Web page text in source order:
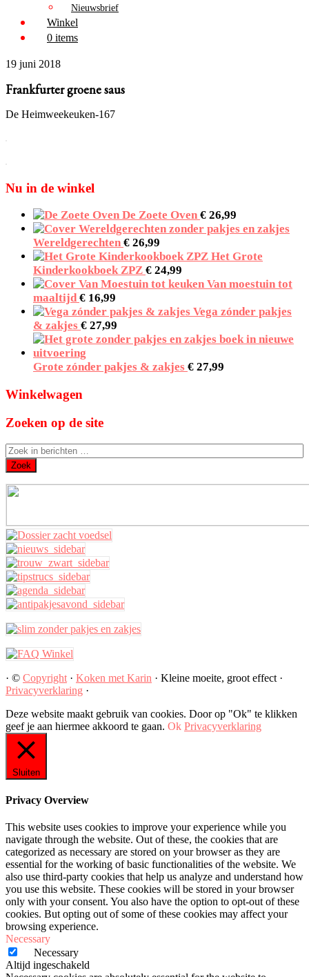
Nieuwsbrief
Winkel
0 items
19 juni 2018
Frankfurter groene saus
De Heimweekeuken-167
Nu in de winkel
De Zoete Oven € 26,99
Wereldgerechten € 26,99
Het Grote
Kinderkookboek ZPZ € 24,99
Van moestuin tot
maaltijd € 16,99
Vega zónder pakjes
& zakjes € 27,99
Grote zónder pakjes & zakjes € 27,99
Winkelwagen
Zoeken op de site
· © Copyright · Koken met Karin · Kleine moeite, groot effect ·
Privacyverklaring ·
Deze website maakt gebruik van cookies. Door op "Ok" te klikken
geef je aan hiermee akkoord te gaan. Ok Privacyverklaring
Sluiten
Privacy Overview
This website uses cookies to improve your experience while you
navigate through the website. Out of these, the cookies that are
categorized as necessary are stored on your browser as they are
essential for the working of basic functionalities of the website. We
also use third-party cookies that help us analyze and understand how
you use this website. These cookies will be stored in your browser
only with your consent. You also have the option to opt-out of these
cookies. But opting out of some of these cookies may affect your
browsing experience.
Necessary
Necessary
Altijd ingeschakeld